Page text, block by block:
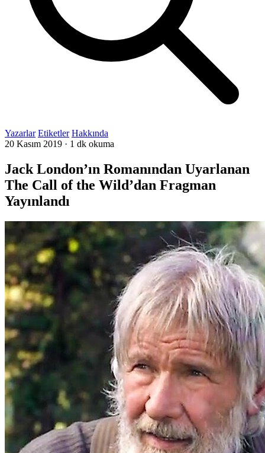
Yazarlar Etiketler Hakkında
20 Kasım 2019 · 1 dk okuma
Jack London’ın Romanından Uyarlanan
The Call of the Wild’dan Fragman
Yayınlandı